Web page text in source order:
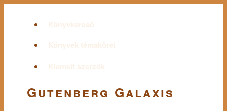
Könyvkereső
Könyvek témakörei
Kiemelt szerzők
Gutenberg Galaxis